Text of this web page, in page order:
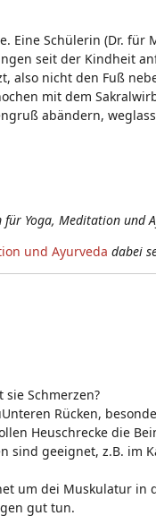
Eine Schülerin (Dr.
seit der Kindheit
also nicht den Fuß
mit dem
abändern,
Yoga, Meditation und
und Ayurveda dabei
Schmerzen?
Rücken,
Heuschrecke die
sind geeignet, z.B.
um dei Muskulatur in
gut tun.